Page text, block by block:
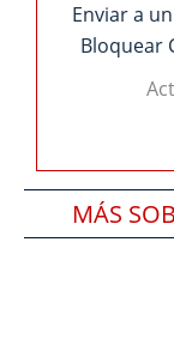
Enviar a
Bloquear
MÁS